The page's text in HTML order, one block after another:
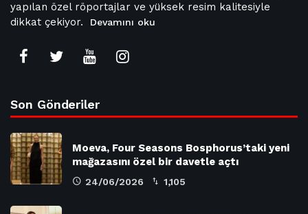
yapılan özel röportajlar ve yüksek resim kalitesiyle
dikkat çekiyor.
Devamını oku
Son Gönderiler
Moeva, Four Seasons Bosphorus’taki yeni
mağazasını özel bir davetle açtı
24/06/2026 1,105